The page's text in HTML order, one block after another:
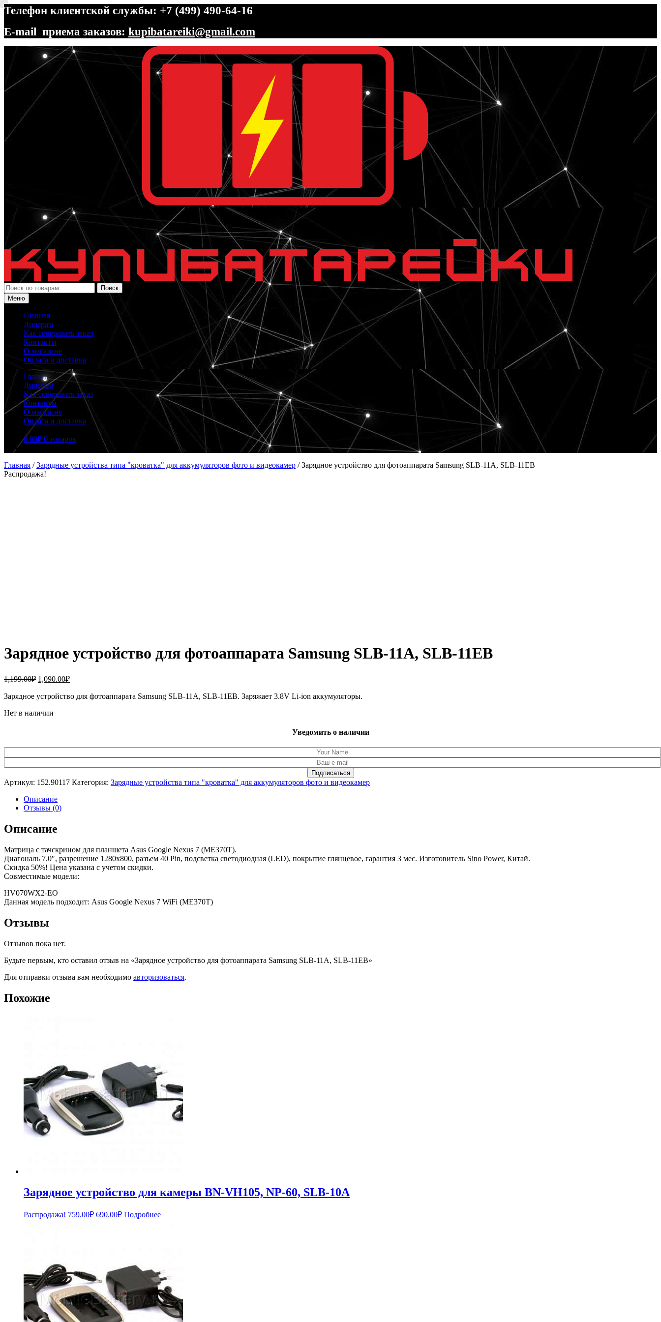
Телефон клиентской службы: +7 (499) 490-64-16
E-mail приема заказов: kupibatareiki@gmail.com
Перейти
навигации
Перейти
содержимому
Искать:
Поиск
Меню
Главная
Дилерам
Как совершить заказ
Контакты
О магазине
Оплата и доставка
Главная
Дилерам
Как совершить заказ
Контакты
О магазине
Оплата и доставка
0.00₽ 0 товаров
Главная /Зарядные устройства типа "кроватка" для аккумуляторов фото и видеокамер /Зарядное устройство для фотоаппарата Samsung SLB-11A, SLB-11EB
Распродажа!
Зарядное устройство для фотоаппарата Samsung SLB-11A, SLB-11EB
1,199.00₽ Первоначальная
составляла
1,090.00₽Текущая
1,090.00₽.
Зарядное устройство для фотоаппарата Samsung SLB-11A, SLB-11EB. Заряжает 3.8V Li-ion аккумуляторы.
Нет в наличии
Уведомить о наличии
Артикул: 152.90117 Категория: Зарядные устройства типа "кроватка" для аккумуляторов фото и видеокамер
Описание
Отзывы (0)
Описание
Матрица с тачскрином для планшета Asus Google Nexus 7 (ME370T).
Диагональ 7.0″, разрешение 1280х800, разъем 40 Pin, подсветка светодиодная (LED), покрытие глянцевое, гарантия 3 мес. Изготовитель Sino Power, Китай.
Скидка 50%! Цена указана с учетом скидки.
Совместимые модели:
HV070WX2-EO
Данная модель подходит: Asus Google Nexus 7 WiFi (ME370T)
Отзывы
Отзывов пока нет.
Будьте первым, кто оставил отзыв на «Зарядное устройство для фотоаппарата Samsung SLB-11A, SLB-11EB»
Для отправки отзыва вам необходимо авторизоваться.
Похожие
Зарядное устройство для камеры BN-VH105, NP-60, SLB-10A
Распродажа! 759.00₽ Первоначальная
690.00₽Текущая
цена:
Подробнее